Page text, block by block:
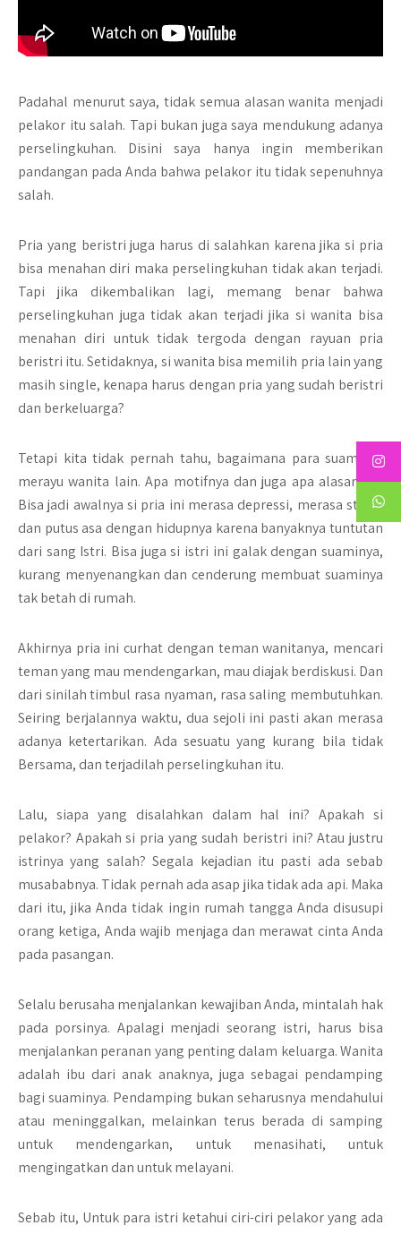
Padahal menurut saya, tidak semua alasan wanita menjadi
pelakor itu salah. Tapi bukan juga saya mendukung adanya
perselingkuhan. Disini saya hanya ingin memberikan
pandangan pada Anda bahwa pelakor itu tidak sepenuhnya
salah.
Pria yang beristri juga harus di salahkan karena jika si pria
bisa menahan diri maka perselingkuhan tidak akan terjadi.
Tapi jika dikembalikan lagi, memang benar bahwa
perselingkuhan juga tidak akan terjadi jika si wanita bisa
menahan diri untuk tidak tergoda dengan rayuan pria
beristri itu. Setidaknya, si wanita bisa memilih pria lain yang
masih single, kenapa harus dengan pria yang sudah beristri
dan berkeluarga?
Tetapi kita tidak pernah tahu, bagaimana para suami ini
merayu wanita lain. Apa motifnya dan juga apa alasannya.
Bisa jadi awalnya si pria ini merasa depressi, merasa stress
dan putus asa dengan hidupnya karena banyaknya tuntutan
dari sang Istri. Bisa juga si istri ini galak dengan suaminya,
kurang menyenangkan dan cenderung membuat suaminya
tak betah di rumah.
Akhirnya pria ini curhat dengan teman wanitanya, mencari
teman yang mau mendengarkan, mau diajak berdiskusi. Dan
dari sinilah timbul rasa nyaman, rasa saling membutuhkan.
Seiring berjalannya waktu, dua sejoli ini pasti akan merasa
adanya ketertarikan. Ada sesuatu yang kurang bila tidak
Bersama, dan terjadilah perselingkuhan itu.
Lalu, siapa yang disalahkan dalam hal ini? Apakah si
pelakor? Apakah si pria yang sudah beristri ini? Atau justru
istrinya yang salah? Segala kejadian itu pasti ada sebab
musababnya. Tidak pernah ada asap jika tidak ada api. Maka
dari itu, jika Anda tidak ingin rumah tangga Anda disusupi
orang ketiga, Anda wajib menjaga dan merawat cinta Anda
pada pasangan.
Selalu berusaha menjalankan kewajiban Anda, mintalah hak
pada porsinya. Apalagi menjadi seorang istri, harus bisa
menjalankan peranan yang penting dalam keluarga. Wanita
adalah ibu dari anak anaknya, juga sebagai pendamping
bagi suaminya. Pendamping bukan seharusnya mendahului
atau meninggalkan, melainkan terus berada di samping
untuk mendengarkan, untuk menasihati, untuk
mengingatkan dan untuk melayani.
Sebab itu, Untuk para istri ketahui ciri-ciri pelakor yang ada